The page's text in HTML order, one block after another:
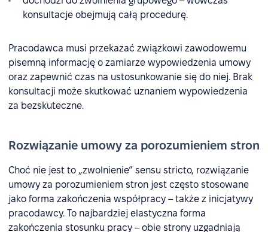
konsultacje obejmują całą procedurę.
Pracodawca musi przekazać związkowi zawodowemu
pisemną informację o zamiarze wypowiedzenia umowy
oraz zapewnić czas na ustosunkowanie się do niej. Brak
konsultacji może skutkować uznaniem wypowiedzenia
za bezskuteczne.
Rozwiązanie umowy za porozumieniem stron
Choć nie jest to „zwolnienie” sensu stricto, rozwiązanie
umowy za porozumieniem stron jest często stosowane
jako forma zakończenia współpracy – także z inicjatywy
pracodawcy. To najbardziej elastyczna forma
zakończenia stosunku pracy – obie strony uzgadniają